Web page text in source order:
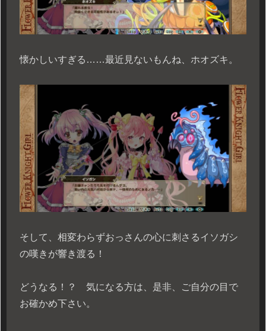
懐かしいすぎる……最近見ないもんね、ホオズキ。
そして、相変わらずおっさんの心に刺さるイソガシ
の嘆きが響き渡る！
どうなる！？ 気になる方は、是非、ご自分の目で
お確かめ下さい。